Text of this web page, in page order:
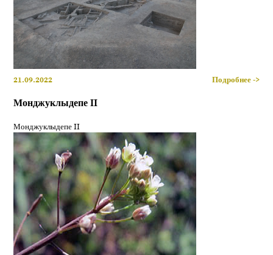
21.09.2022 Подробнее ->
Монджуклыдепе II
Монджуклыдепе II